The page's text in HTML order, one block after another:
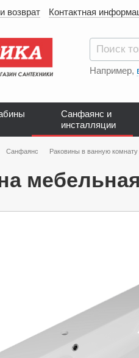
возврат Контактная
Например,
Санфаянс и
инсталляции
Санфаянс Раковины в ванную комнату